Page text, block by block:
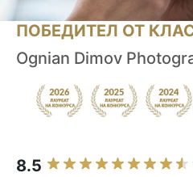
ПОБЕДИТЕЛ ОТ
Ognian Dimov
8.5